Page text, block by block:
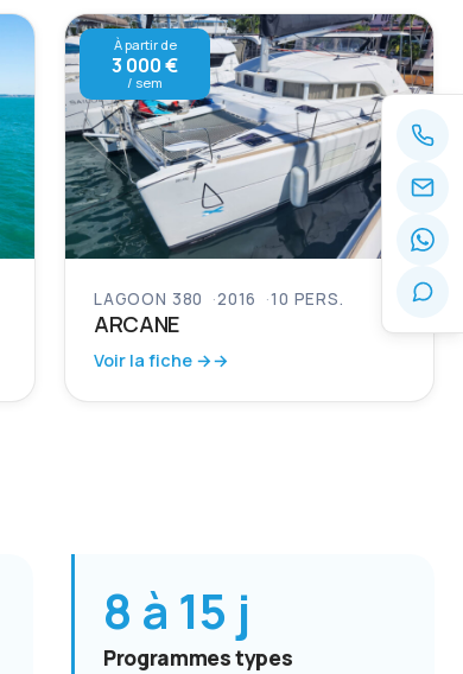
À partir de
3 000 €
/ sem
LAGOON 380 2016 10 PERS.
ARCANE
Voir la fiche →
8 à 15 j
Programmes types